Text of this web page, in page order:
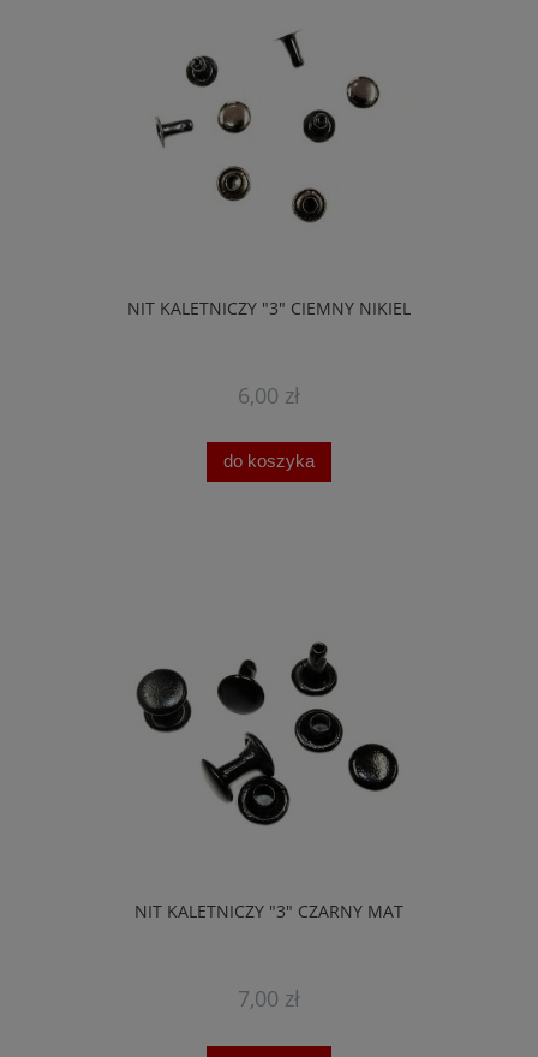
NIT KALETNICZY "3" CIEMNY NIKIEL
6,00 zł
do koszyka
NIT KALETNICZY "3" CZARNY MAT
7,00 zł